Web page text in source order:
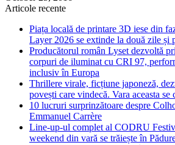
Articole recente
Piața locală de printare 3D iese din
Layer 2026 se extinde la două zile și
Producătorul român Lyset dezvoltă
corpuri de iluminat cu CRI 97,
inclusiv în Europa
Thrillere virale, ficțiune japoneză,
povești care vindecă. Vara aceasta
10 lucruri surprinzătoare despre
Emmanuel Carrère
Line-up-ul complet al CODRU
weekend din vară se trăiește în